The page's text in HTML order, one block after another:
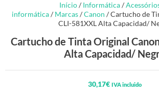
Início/ Informática/
informática/ Marcas/Canon / Cartucho de
CLI-581XXL Alta Capacidad/
Cartucho de Tinta Original
Alta Capacidad/
30,17€ IVA incluido